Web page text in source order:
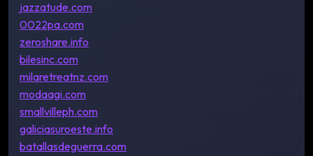
jazzatude.com
0022pa.com
zeroshare.info
bilesinc.com
milaretreatnz.com
modaagi.com
smallvilleph.com
galiciasuroeste.info
batallasdeguerra.com